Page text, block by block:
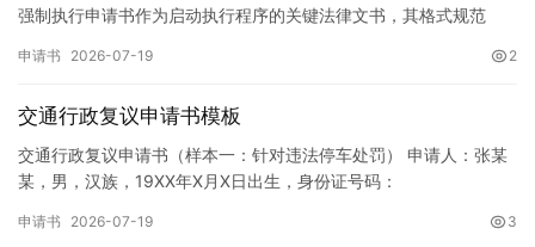
强制执行申请书作为启动执行程序的关键法律文书，其格式规范
纸张与…
申请书 2026-07-19 2
交通行政复议申请书模板
交通行政复议申请书（样本一：针对违法停车处罚） 申请人：张某
某，男，汉族，19XX年X月X日出生，身份证号码：
申请书 2026-07-19 3